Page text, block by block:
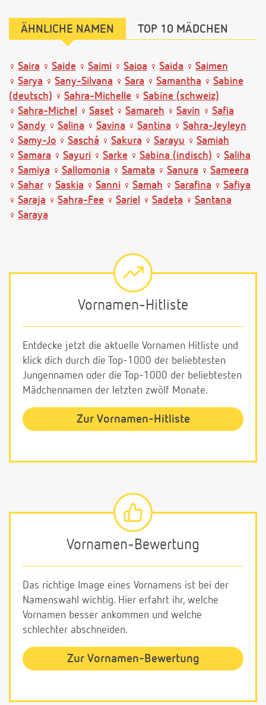
ÄHNLICHE NAMEN TOP 10 MÄDCHEN
Saira Saide Saimi Saioa Saida
Saimen
Sarya
Sany-Silvana Sara Samantha
Sabine
(deutsch)
Sahra-Michelle
Sabine (schweiz)
Sahra-Michel
Saset Samareh Savin
Safia
Sandy
Salina Savina Santina
Sahra-Jeyleyn
Samy-Jo
Saschá Sakura Sarayu
Samiah
Samara
Sayuri Sarke Sabina (indisch)
Saliha
Samiya
Sallomonia Samata Sanura
Sameera
Sahar
Saskia Sanni Samah Sarafina
Safiya
Saraja
Sahra-Fee Sariel Sadeta
Santana
Saraya
Vornamen-Hitliste
Entdecke jetzt die aktuelle Vornamen Hitliste und
klick dich durch die Top-1000 der beliebtesten
Jungennamen oder die Top-1000 der beliebtesten
Mädchennamen der letzten zwölf Monate.
Zur Vornamen-Hitliste
Vornamen-Bewertung
Das richtige Image eines Vornamens ist bei der
Namenswahl wichtig. Hier erfahrt ihr, welche
Vornamen besser ankommen und welche
schlechter abschneiden.
Zur Vornamen-Bewertung